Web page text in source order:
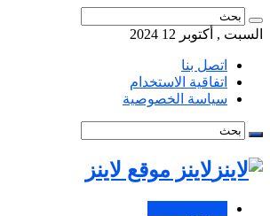
السبت , أكتوبر 12 2024
اتصل بنا
اتفاقية الاستخدام
سياسة الخصوصية
لاينز موقع لاينز